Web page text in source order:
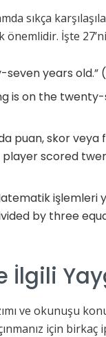
sıkça
önemlidir. İşte
years old.”
is on the
puan, skor
player scored
işlemleri
by three
İlgili
ve okunuşu
için birkaç